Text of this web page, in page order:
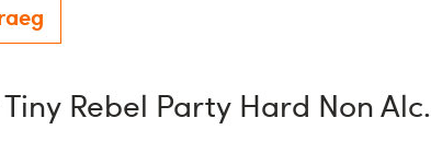
Rebel Party Hard Non Alc.